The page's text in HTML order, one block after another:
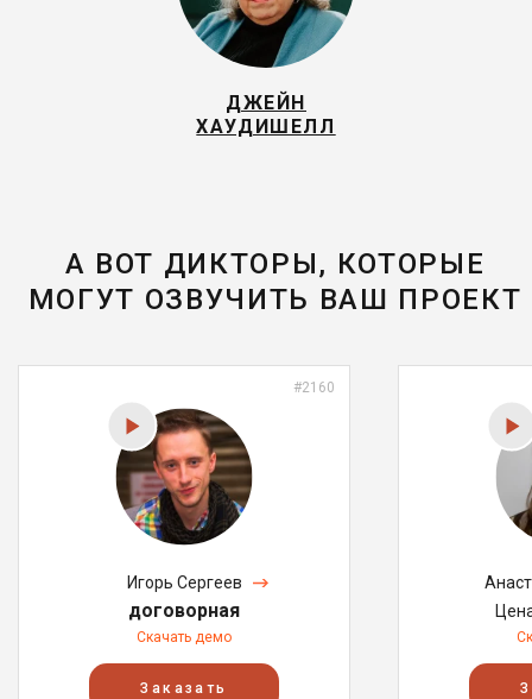
ДЖЕЙН
ХАУДИШЕЛЛ
А ВОТ ДИКТОРЫ, КОТОРЫЕ
МОГУТ ОЗВУЧИТЬ ВАШ ПРОЕКТ
#2160
Игорь Сергеев
договорная
Скачать демо
Заказать